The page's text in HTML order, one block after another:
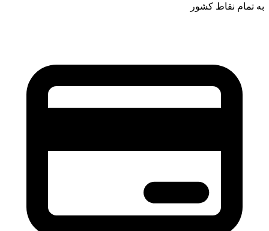
به تمام نقاط کشور